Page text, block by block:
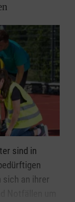
sind in
sich an ihrer